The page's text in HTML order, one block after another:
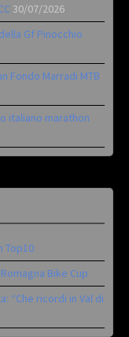
30/07/2026
Gf Pinocchio
Fondo Marradi MTB
italiano marathon
Top10
Bike Cup
“Che ricordi in Val di